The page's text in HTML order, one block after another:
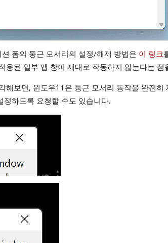
폼의 둥근 모서리의 설정/해제 방법은 이 링크
용된 일부 앱 창이 제대로 작동하지 않는다는 점
해보면, 윈도우11은 둥근 모서리 동작을 완전
정하도록 요청할 수도 있습니다.